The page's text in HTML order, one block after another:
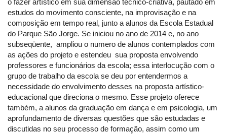
estudos do movimento consciente, na improvisação e na
composição em tempo real, junto a alunos da Escola Estadual
do Parque São Jorge. Se iniciou no ano de 2014 e, no ano
subseqüente, ampliou o numero de alunos contemplados com
as ações do projeto e estendeu sua proposta envolvendo
professores e funcionários da escola; essa interlocução com o
grupo de trabalho da escola se deu por entendermos a
necessidade do envolvimento desses na proposta artístico-
educacional que direciona o mesmo. Esse projeto oferece
também, a alunos da graduação em dança e em psicologia, um
aprofundamento de diversas questões que são estudadas e
discutidas no seu processo de formação, assim como um